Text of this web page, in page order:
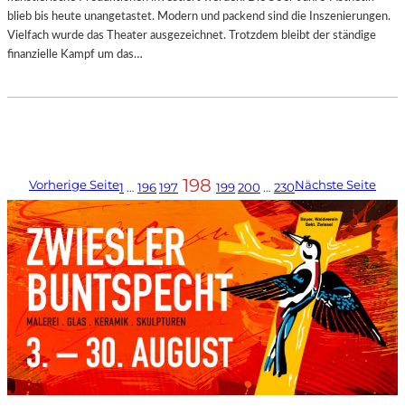
blieb bis heute unangetastet. Modern und packend sind die Inszenierungen.
Vielfach wurde das Theater ausgezeichnet. Trotzdem bleibt der ständige
finanzielle Kampf um das…
Vorherige Seite1 … 196197 198 199200 … 230Nächste Seite